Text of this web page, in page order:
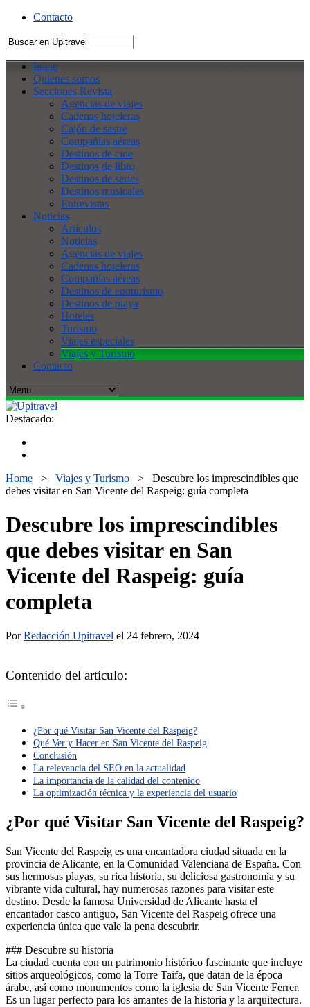
Contacto
Inicio
Quienes somos
Secciones Revista
Agencias de viajes
Cadenas hoteleras
Cajón de sastre
Compañías aéreas
Destinos de cine
Destinos de libro
Destinos de series
Destinos musicales
Entrevistas
Noticias
Artículos
Noticias
Agencias de viajes
Cadenas hoteleras
Compañías aéreas
Destinos de enoturismo
Destinos de playa
Hoteles
Turismo
Viajes especiales
Viajes y Turismo
Contacto
Destacado:
Home > Viajes y Turismo > Descubre los imprescindibles que
debes visitar en San Vicente del Raspeig: guía completa
Descubre los imprescindibles
que debes visitar en San
Vicente del Raspeig: guía
completa
PorRedacción Upitravel el 24 febrero, 2024
Contenido del artículo:
¿Por qué Visitar San Vicente del Raspeig?
Qué Ver y Hacer en San Vicente del Raspeig
Conclusión
La relevancia del SEO en la actualidad
La importancia de la calidad del contenido
La optimización técnica y la experiencia del usuario
¿Por qué Visitar San Vicente del Raspeig?
San Vicente del Raspeig es una encantadora ciudad situada en la
provincia de Alicante, en la Comunidad Valenciana de España. Con
sus hermosas playas, su rica historia, su deliciosa gastronomía y su
vibrante vida cultural, hay numerosas razones para visitar este
destino. Desde la famosa Universidad de Alicante hasta el
encantador casco antiguo, San Vicente del Raspeig ofrece una
experiencia única que vale la pena descubrir.
### Descubre su historia
La ciudad cuenta con un patrimonio histórico fascinante que incluye
sitios arqueológicos, como la Torre Taifa, que datan de la época
árabe, así como monumentos como la iglesia de San Vicente Ferrer.
Es un lugar perfecto para los amantes de la historia y la arquitectura.